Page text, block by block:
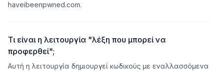
haveibeenpwned.com.
Τι είναι η λειτουργία "λέξη που μπορεί να
προφερθεί";
Αυτή η λειτουργία δημιουργεί κωδικούς με εναλλασσόμενα